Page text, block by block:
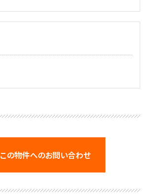
この物件へのお問い合わせ